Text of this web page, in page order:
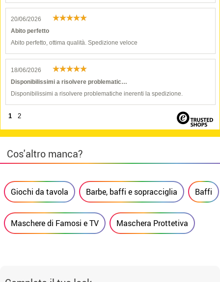
20/06/2026
Abito perfetto
Abito perfetto, ottima qualità. Spedizione veloce
18/06/2026
Disponibilissimi a risolvere problematic…
Disponibilissimi a risolvere problematiche inerenti la spedizione.
1 2
Cos'altro manca?
Giochi da tavola Barbe, baffi e sopracciglia Baffi
Maschere di Famosi e TV Maschera Prottetiva